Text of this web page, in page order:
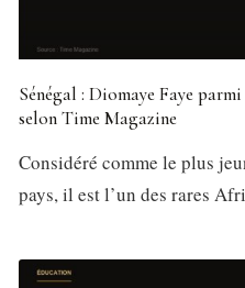
Sénégal : Diomaye Faye
selon Time Magazine
Considéré comme le plus
pays, il est l’un des rares